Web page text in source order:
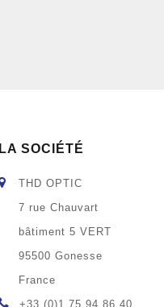
LA SOCIÉTÉ
THD OPTIC
7 rue Chauvart
bâtiment 5 VERT
95500 Gonesse
France
+33 (0)1 75 94 86 40